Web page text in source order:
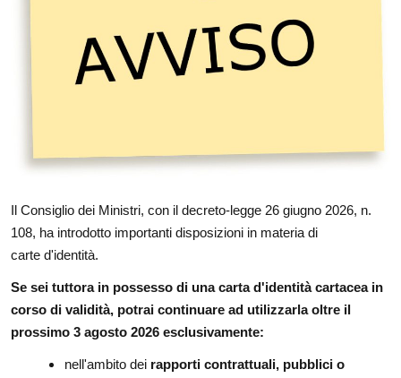
Il Consiglio dei Ministri, con il decreto-legge 26 giugno 2026, n.
108, ha introdotto importanti disposizioni in materia di
carte d'identità.
Se sei tuttora in possesso di una carta d'identità cartacea in
corso di validità, potrai continuare ad utilizzarla oltre il
prossimo 3 agosto 2026 esclusivamente:
nell'ambito dei rapporti contrattuali, pubblici o